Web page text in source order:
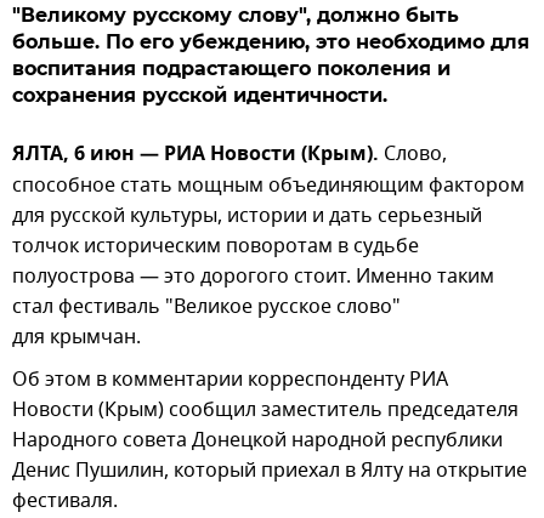
"Великому русскому слову", должно быть
больше. По его убеждению, это необходимо для
воспитания подрастающего поколения и
сохранения русской идентичности.
ЯЛТА, 6 июн — РИА Новости (Крым). Слово,
способное стать мощным объединяющим фактором
для русской культуры, истории и дать серьезный
толчок историческим поворотам в судьбе
полуострова — это дорогого стоит. Именно таким
стал фестиваль "Великое русское слово"
для крымчан.
Об этом в комментарии корреспонденту РИА
Новости (Крым) сообщил заместитель председателя
Народного совета Донецкой народной республики
Денис Пушилин, который приехал в Ялту на открытие
фестиваля.